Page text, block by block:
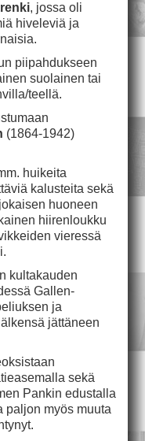
, jossa oli
hiveleviä ja
piipahdukseen
suolainen tai
teellä.
(1864-1942)
huikeita
kalusteita sekä
huoneen
hiirenloukku
vieressä
kultakauden
Gallen-
ja
jättäneen
sekä
Pankin edustalla
paljon myös muuta